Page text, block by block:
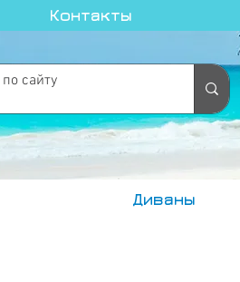
Контакты
Диваны